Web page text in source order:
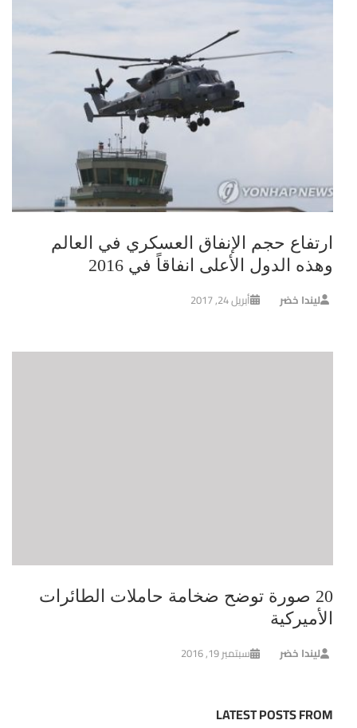
ارتفاع حجم الإنفاق العسكري في العالم
وهذه الدول الأعلى انفاقاً في 2016
ليندا خضر أبريل 24, 2017
20 صورة توضح ضخامة حاملات الطائرات
الأميركية
ليندا خضر سبتمبر 19, 2016
LATEST POSTS FROM